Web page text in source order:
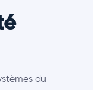
du